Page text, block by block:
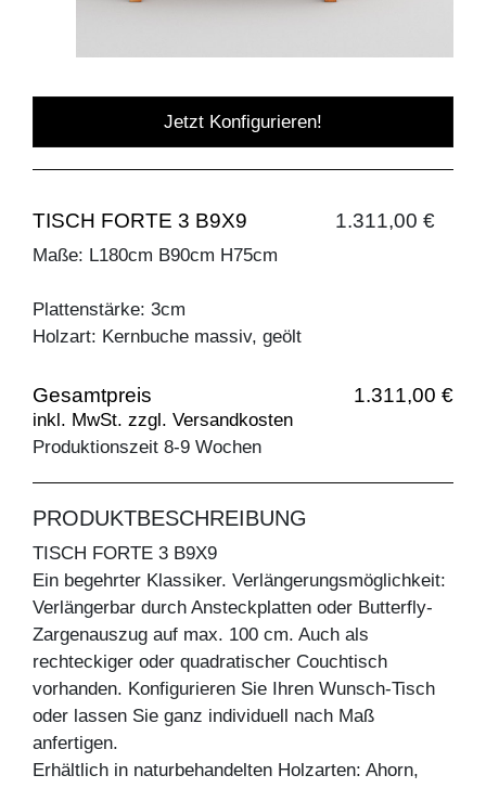
Jetzt Konfigurieren!
TISCH FORTE 3 B9X9 1.311,00 €
Maße: L180cm B90cm H75cm
Plattenstärke: 3cm
Holzart: Kernbuche massiv, geölt
Gesamtpreis 1.311,00 €
inkl. MwSt. zzgl. Versandkosten
Produktionszeit 8-9 Wochen
PRODUKTBESCHREIBUNG
TISCH FORTE 3 B9X9
Ein begehrter Klassiker. Verlängerungsmöglichkeit:
Verlängerbar durch Ansteckplatten oder Butterfly-
Zargenauszug auf max. 100 cm. Auch als
rechteckiger oder quadratischer Couchtisch
vorhanden. Konfigurieren Sie Ihren Wunsch-Tisch
oder lassen Sie ganz individuell nach Maß
anfertigen.
Erhältlich in naturbehandelten Holzarten: Ahorn,